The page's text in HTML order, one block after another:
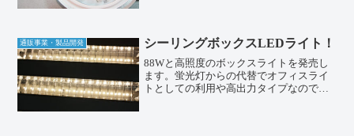
W相当です。９０％以上...
通販事業・製品開発 シーリングボックスLEDライト！
88Wと高照度のボックスライトを発売し
ます。蛍光灯からの代替でオフィスライ
トとしての利用や高出力タイプなので、